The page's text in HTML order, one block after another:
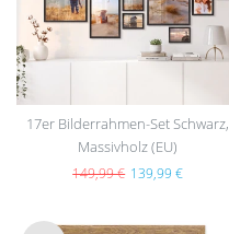
17er Bilderrahmen-Set Schwarz,
Massivholz (EU)
149,99 € 139,99 €